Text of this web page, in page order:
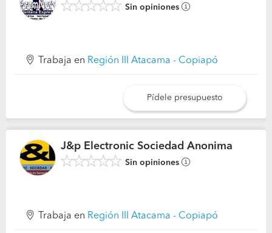
Sin opiniones
Trabaja en Región III Atacama - Copiapó
Pídele presupuesto
J&p Electronic Sociedad Anonima
Sin opiniones
Trabaja en Región III Atacama - Copiapó